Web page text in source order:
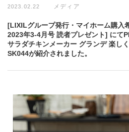
2023.02.22 メディア
[LIXILグループ発行・マイホーム購入
2023年3-4月号 読者プレゼント] にて
サラダチキンメーカー グランデ 楽し
SK044が紹介されました。